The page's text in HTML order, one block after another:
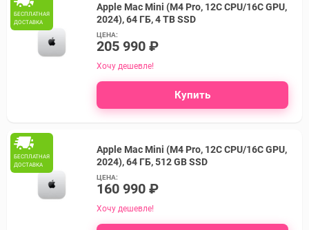
БЕСПЛАТНАЯ
ДОСТАВКА
Apple Mac Mini (M4 Pro, 12C CPU/16C GPU,
2024), 64 ГБ, 4 TB SSD
ЦЕНА:
205 990 ₽
Хочу дешевле!
Купить
БЕСПЛАТНАЯ
ДОСТАВКА
Apple Mac Mini (M4 Pro, 12C CPU/16C GPU,
2024), 64 ГБ, 512 GB SSD
ЦЕНА:
160 990 ₽
Хочу дешевле!